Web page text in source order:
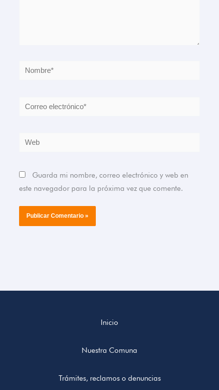
Nombre*
Correo
Web
Guarda mi nombre, correo electrónico y web en
este navegador para la próxima vez que comente.
Inicio
Nuestra Comuna
Trámites, reclamos o denuncias